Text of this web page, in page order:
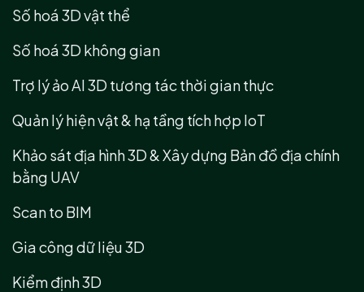
Số hoá 3D vật thể
Số hoá 3D không gian
Trợ lý ảo AI 3D tương tác thời gian thực
Quản lý hiện vật & hạ tầng tích hợp IoT
Khảo sát địa hình 3D & Xây dựng Bản đồ địa chính
bằng UAV
Scan to BIM
Gia công dữ liệu 3D
Kiểm định 3D